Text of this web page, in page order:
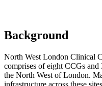
Background
North West London Clinical
comprises of eight CCGs and
the North West of London.
infrastructure across these